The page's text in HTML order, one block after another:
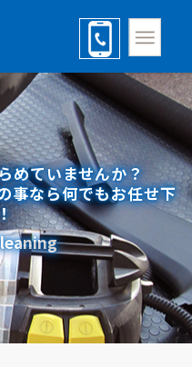
めていませんか？
事なら何でもお任せ下